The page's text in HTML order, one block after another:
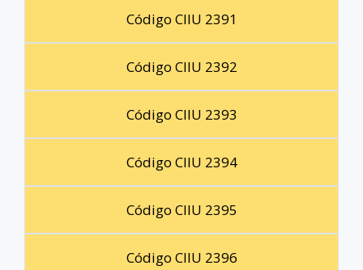
Código CIIU 2391
Código CIIU 2392
Código CIIU 2393
Código CIIU 2394
Código CIIU 2395
Código CIIU 2396